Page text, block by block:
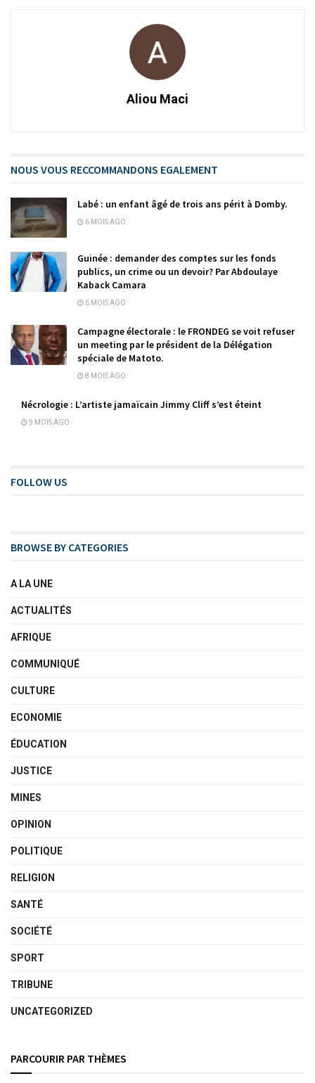
Aliou Maci
NOUS VOUS RECCOMMANDONS EGALEMENT
Labé : un enfant âgé de trois ans périt à Domby.
6 MOIS AGO
Guinée : demander des comptes sur les fonds
publics, un crime ou un devoir? Par Abdoulaye
Kaback Camara
6 MOIS AGO
Campagne électorale : le FRONDEG se voit refuser
un meeting par le président de la Délégation
spéciale de Matoto.
8 MOIS AGO
Nécrologie : L’artiste jamaïcain Jimmy Cliff s’est éteint
9 MOIS AGO
FOLLOW US
BROWSE BY CATEGORIES
A LA UNE
ACTUALITÉS
AFRIQUE
COMMUNIQUÉ
CULTURE
ECONOMIE
ÉDUCATION
JUSTICE
MINES
OPINION
POLITIQUE
RELIGION
SANTÉ
SOCIÉTÉ
SPORT
TRIBUNE
UNCATEGORIZED
PARCOURIR PAR THÈMES